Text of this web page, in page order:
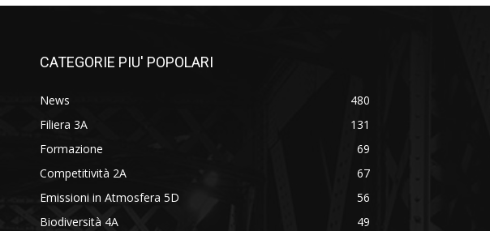
CATEGORIE PIU' POPOLARI
News
480
Filiera 3A
131
Formazione
69
Competitività 2A
67
Emissioni in Atmosfera 5D
56
Biodiversità 4A
49